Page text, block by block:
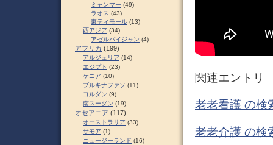
関連エントリ
老老看護 の検
老老介護 の検
ミャンマー (49)
ラオス (43)
東ティモール (13)
西アジア (34)
アゼルバイジャン (4)
アフリカ (199)
アルジェリア (14)
エジプト (23)
ケニア (10)
ブルキナファソ (11)
ヨルダン (9)
南スーダン (19)
オセアニア (117)
オーストラリア (33)
サモア (1)
ニュージーランド (16)